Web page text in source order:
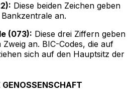
Diese beiden Zeichen geben
an.
(073): Diese drei Ziffern geben
an. BIC-Codes, die auf
sich auf den Hauptsitz der
GENOSSENSCHAFT